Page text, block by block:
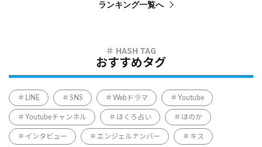
ランキング一覧へ
おすすめタグ
LINE SNS Webドラマ Youtube
Youtubeチャンネル ほくろ占い ほのか
インタビュー エンジェルナンバー キス